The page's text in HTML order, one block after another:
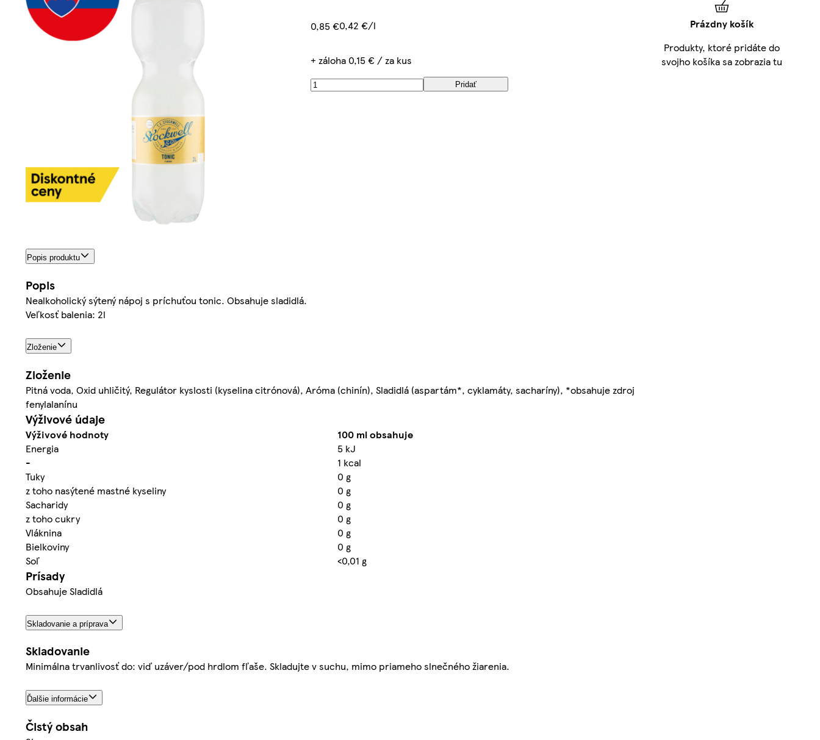
0,85 €0,42 €/l
+ záloha 0,15 € / za kus
Pridať
Popis produktu
Popis
Nealkoholický sýtený nápoj s príchuťou tonic. Obsahuje sladidlá.
Veľkosť balenia: 2l
Zloženie
Zloženie
Pitná voda, Oxid uhličitý, Regulátor kyslosti (kyselina citrónová), Aróma (chinín), Sladidlá (aspartám*, cyklamáty, sacharíny), *obsahuje zdroj
fenylalanínu
Výživové údaje
Výživové hodnoty
100 ml obsahuje
Energia
5 kJ
-
1 kcal
Tuky
0 g
z toho nasýtené mastné kyseliny
0 g
Sacharidy
0 g
z toho cukry
0 g
Vláknina
0 g
Bielkoviny
0 g
Soľ
<0,01 g
Prísady
Obsahuje Sladidlá
Skladovanie a príprava
Skladovanie
Minimálna trvanlivosť do: viď uzáver/pod hrdlom fľaše. Skladujte v suchu, mimo priameho slnečného žiarenia.
Ďalšie informácie
Čistý obsah
Prázdny košík
Produkty, ktoré pridáte do
svojho košíka sa zobrazia tu